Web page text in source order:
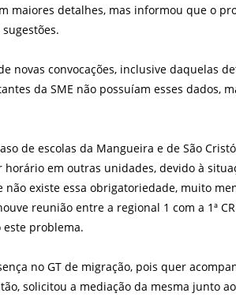
maiores detalhes, mas informou que o
novas convocações, inclusive daquelas
da SME não possuíam esses dados,
de escolas da Mangueira e de São
em outras unidades, devido à
existe essa obrigatoriedade, muito
reunião entre a regional 1 com a 1ª
problema.
no GT de migração, pois quer
solicitou a mediação da mesma junto